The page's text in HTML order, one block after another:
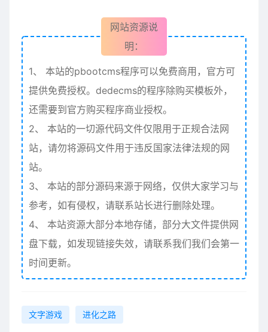
网站资源说
明：
1、
本站的pbootcms程序可以免费商用，官方可
提供免费授权。dedecms的程序除购买模板外，
还需要到官方购买程序商业授权。
2、
本站的一切源代码文件仅限用于正规合法网
站，请勿将源码文件用于违反国家法律法规的网
站。
3、
本站的部分源码来源于网络，仅供大家学习与
参考，如有侵权，请联系站长进行删除处理。
4、
本站资源大部分本地存储，部分大文件提供网
盘下载，如发现链接失效，请联系我们我们会第一
时间更新。
文字游戏 进化之路